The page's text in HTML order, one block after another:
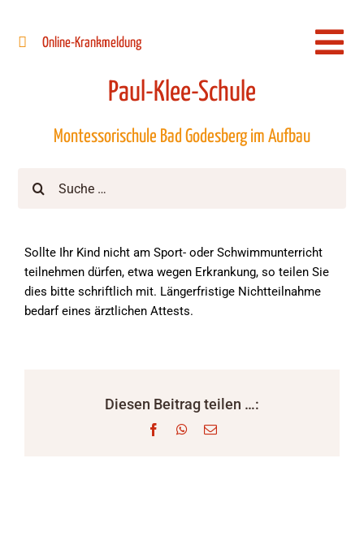
nach:
Paul-Klee-Schule
Montessorischule Bad Godesberg im Aufbau
Online-Krankmeldung
Sollte Ihr Kind nicht am Sport- oder Schwimmunterricht
teilnehmen dürfen, etwa wegen Erkrankung, so teilen Sie
dies bitte schriftlich mit. Längerfristige Nichtteilnahme
bedarf eines ärztlichen Attests.
Diesen Beitrag teilen …:
FacebookWhatsApp
E-